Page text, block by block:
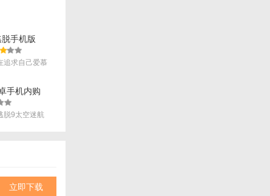
备。
。
手机版
安卓版
追求自己爱慕
手机内购
空迷航)
脱9太空迷航
立即下载